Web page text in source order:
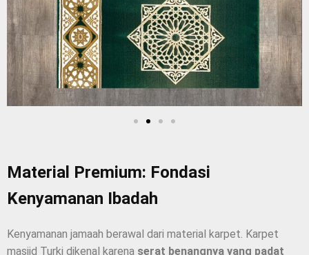
Material Premium: Fondasi
Kenyamanan Ibadah
Kenyamanan jamaah berawal dari material karpet. Karpet
masjid Turki dikenal karena serat benangnya yang padat